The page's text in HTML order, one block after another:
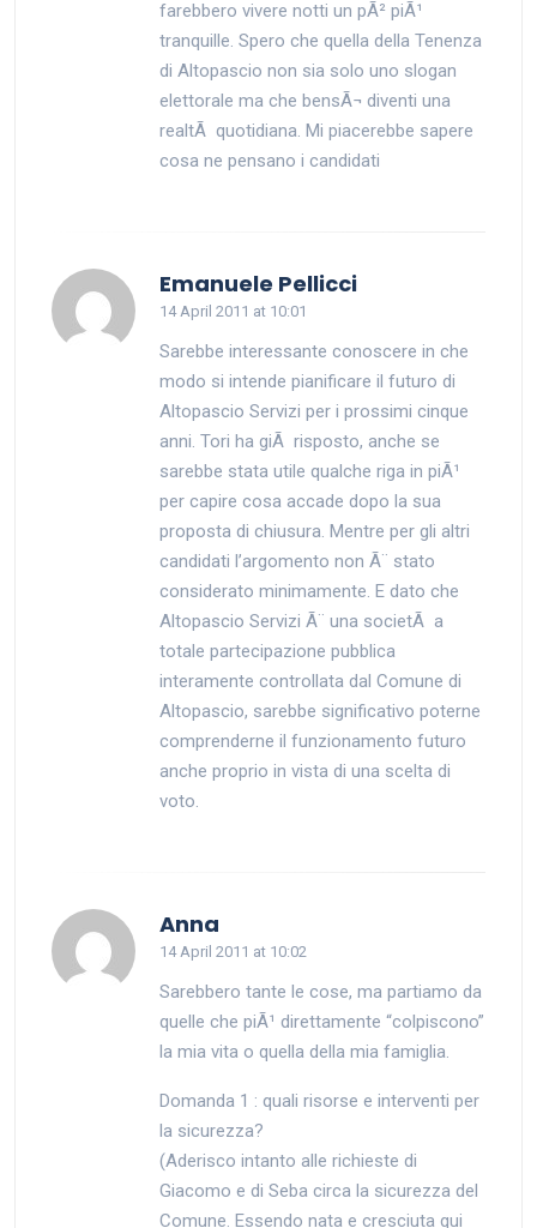
farebbero vivere notti un pÃ² piÃ¹
tranquille. Spero che quella della Tenenza
di Altopascio non sia solo uno slogan
elettorale ma che bensÃ¬ diventi una
realtÃ quotidiana. Mi piacerebbe sapere
cosa ne pensano i candidati
Emanuele Pelliccisays:
14 April 2011 at 10:01
Sarebbe interessante conoscere in che
modo si intende pianificare il futuro di
Altopascio Servizi per i prossimi cinque
anni. Tori ha giÃ risposto, anche se
sarebbe stata utile qualche riga in piÃ¹
per capire cosa accade dopo la sua
proposta di chiusura. Mentre per gli altri
candidati l’argomento non Ã¨ stato
considerato minimamente. E dato che
Altopascio Servizi Ã¨ una societÃ a
totale partecipazione pubblica
interamente controllata dal Comune di
Altopascio, sarebbe significativo poterne
comprenderne il funzionamento futuro
anche proprio in vista di una scelta di
voto.
Anna
14 April 2011 at 10:02
Sarebbero tante le cose, ma partiamo da
quelle che piÃ¹ direttamente “colpiscono”
la mia vita o quella della mia famiglia.
Domanda 1 : quali risorse e interventi per
la sicurezza?
(Aderisco intanto alle richieste di
Giacomo e di Seba circa la sicurezza del
Comune. Essendo nata e cresciuta qui